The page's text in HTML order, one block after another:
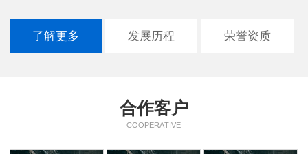
了解更多 发展历程 荣誉资质
合作客户
COOPERATIVE